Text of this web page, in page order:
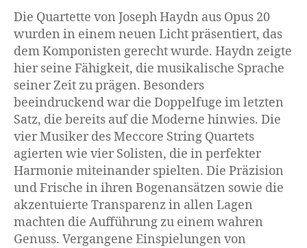
Die Quartette von Joseph Haydn aus Opus 20
wurden in einem neuen Licht präsentiert, das
dem Komponisten gerecht wurde. Haydn zeigte
hier seine Fähigkeit, die musikalische Sprache
seiner Zeit zu prägen. Besonders
beeindruckend war die Doppelfuge im letzten
Satz, die bereits auf die Moderne hinwies. Die
vier Musiker des Meccore String Quartets
agierten wie vier Solisten, die in perfekter
Harmonie miteinander spielten. Die Präzision
und Frische in ihren Bogenansätzen sowie die
akzentuierte Transparenz in allen Lagen
machten die Aufführung zu einem wahren
Genuss. Vergangene Einspielungen von